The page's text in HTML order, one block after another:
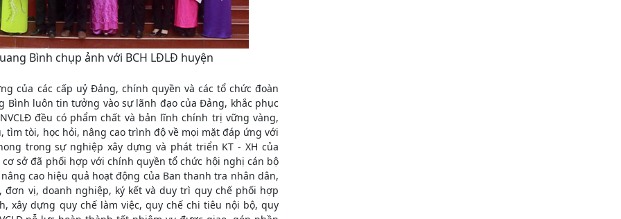
Bình chụp ảnh với BCH LĐLĐ huyện
của các cấp uỷ Đảng, chính quyền và các tổ chức đoàn
Bình luôn tin tưởng vào sự lãnh đạo của Đảng, khắc phục
đều có phẩm chất và bản lĩnh chính trị vững vàng,
tòi, học hỏi, nâng cao trình độ về mọi mặt đáp ứng với
trong sự nghiệp xây dựng và phát triển KT - XH của
sở đã phối hợp với chính quyền tổ chức hội nghị cán bộ
cao hiệu quả hoạt động của Ban thanh tra nhân dân,
vị, doanh nghiệp, ký kết và duy trì quy chế phối hợp
xây dựng quy chế làm việc, quy chế chi tiêu nội bộ, quy